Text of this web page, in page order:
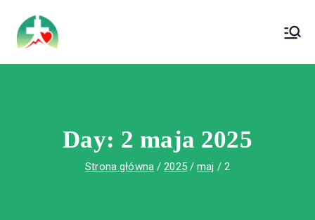
treści
Wojewódzki Szpital Specjalistyczny im.
Św. Rafała w Czerwonej Górze
Day: 2 maja 2025
Strona główna 2025 maj 2